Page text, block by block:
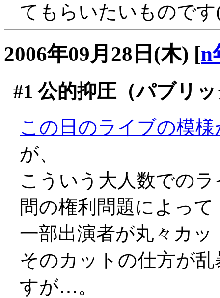
てもらいたいものです
2006年09月28日(木) [n
#1 公的抑圧（パブリ
この日のライブの模様
が、
こういう大人数での
間の権利問題によって
一部出演者が丸々カ
そのカットの仕方が
すが…。